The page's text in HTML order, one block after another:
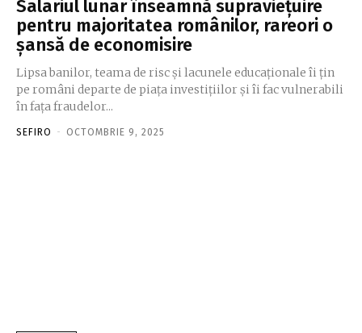
Salariul lunar înseamnă supraviețuire
pentru majoritatea românilor, rareori o
șansă de economisire
Lipsa banilor, teama de risc și lacunele educaționale îi țin
pe români departe de piața investițiilor și îi fac vulnerabili
în fața fraudelor...
SEFIRO - OCTOMBRIE 9, 2025